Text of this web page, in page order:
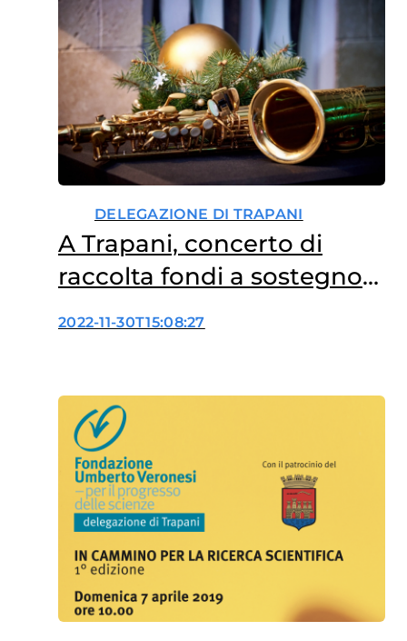
DELEGAZIONE DI TRAPANI
A Trapani, concerto di
raccolta fondi a sostegno
di Fondazione Veronesi
2022-11-30T15:08:27